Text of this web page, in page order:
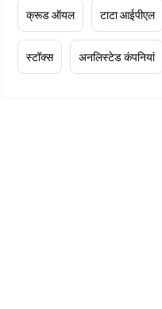
क्रूड ऑयल टाटा आईपीएल
स्टॉक्स अनलिस्टेड कंपनियां